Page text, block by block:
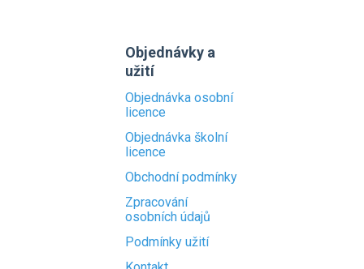
Objednávky a
užití
Objednávka osobní
licence
Objednávka školní
licence
Obchodní podmínky
Zpracování
osobních údajů
Podmínky užití